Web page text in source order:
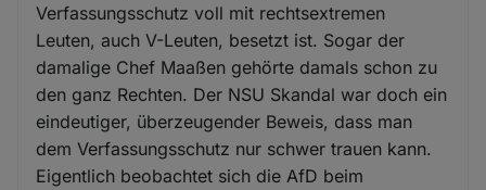
Verfassungsschutz voll mit rechtsextremen
Leuten, auch V-Leuten, besetzt ist. Sogar der
damalige Chef Maaßen gehörte damals schon zu
den ganz Rechten. Der NSU Skandal war doch ein
eindeutiger, überzeugender Beweis, dass man
dem Verfassungsschutz nur schwer trauen kann.
Eigentlich beobachtet sich die AfD beim